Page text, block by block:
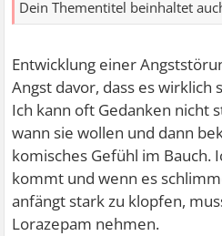
Dein Thementitel beinhaltet
Entwicklung einer
Angst davor, dass es wirklich
Ich kann oft Gedanken nicht
wann sie wollen und dann
komisches Gefühl im Bauch.
kommt und wenn es
anfängt stark zu klopfen,
Lorazepam nehmen.